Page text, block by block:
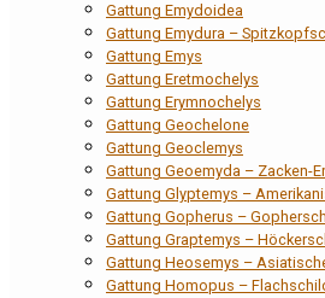
Gattung Emydoidea
Gattung Emydura –
Gattung Emys
Gattung Eretmochelys
Gattung Erymnochelys
Gattung Geochelone
Gattung Geoclemys
Gattung Geoemyda – Zacken-
Gattung Glyptemys –
Gattung Gopherus –
Gattung Graptemys –
Gattung Heosemys –
Gattung Homopus –